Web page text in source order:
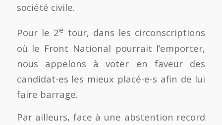
société civile.
Pour le 2e tour, dans les circonscriptions
où le Front National pourrait l’emporter,
nous appelons à voter en faveur des
candidat-es les mieux placé-e-s afin de lui
faire barrage.
Par ailleurs, face à une abstention record